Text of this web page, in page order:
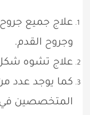
علاج جميع
وجروح القدم.
علاج تشوه
كما يوجد عدد
المتخصصين في